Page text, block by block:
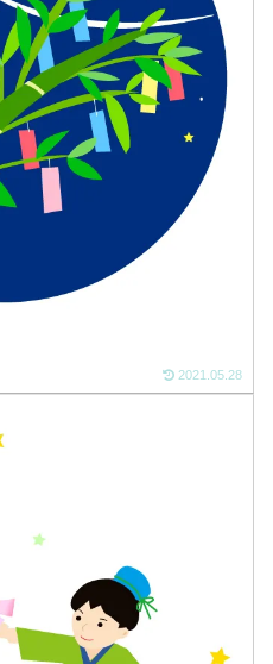
2021.05.28